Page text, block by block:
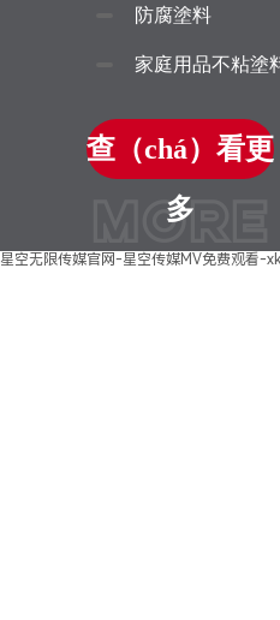
防腐塗料
家庭用品不粘塗
查（chá）看更
多
MORE
星空无限传媒官网-星空传媒MV免费观看-